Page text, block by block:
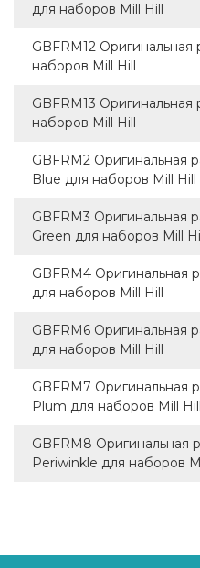
для наборов Mill Hill
GBFRM12 Оригинальная
наборов Mill Hill
GBFRM13 Оригинальная
наборов Mill Hill
GBFRM2 Оригинальная
Blue для наборов Mill Hill
GBFRM3 Оригинальная
Green для наборов Mill Hill
GBFRM4 Оригинальная
для наборов Mill Hill
GBFRM6 Оригинальная
для наборов Mill Hill
GBFRM7 Оригинальная
Plum для наборов Mill Hill
GBFRM8 Оригинальная
Periwinkle для наборов